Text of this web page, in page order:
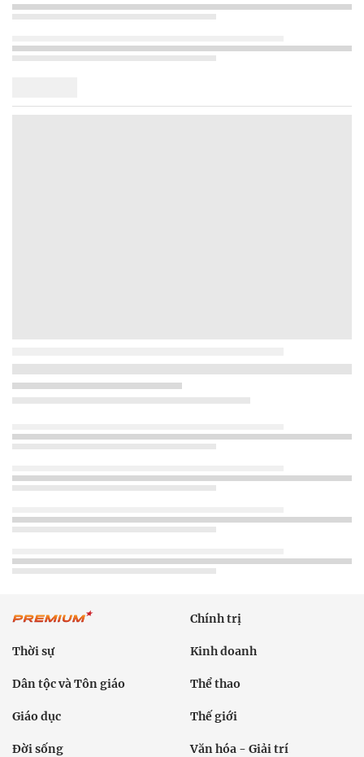
Chính trị
Thời sự Kinh doanh
Dân tộc và Tôn giáo Thể thao
Giáo dục Thế giới
Đời sống Văn hóa - Giải trí